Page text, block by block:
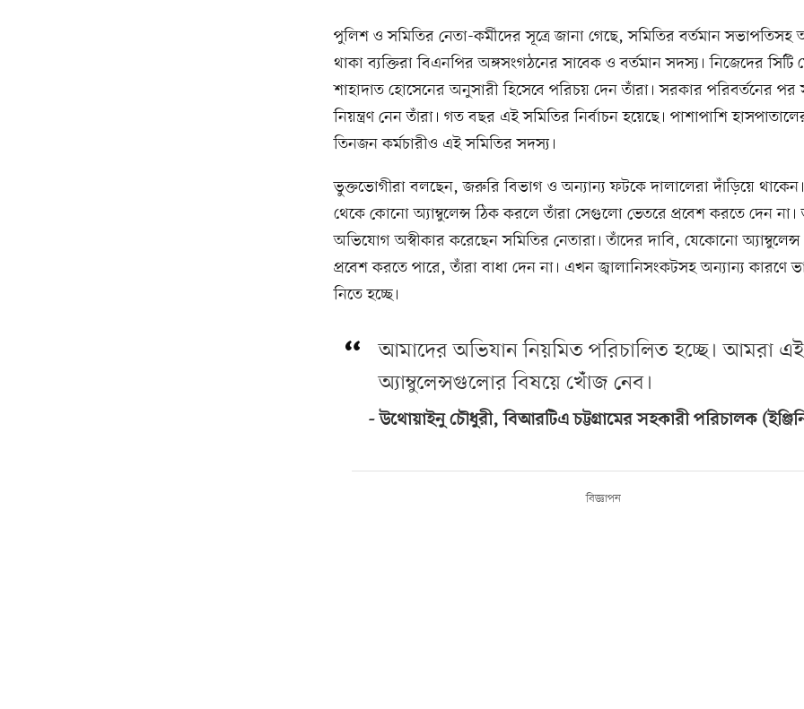
পুলিশ ও সমিতির নেতা-কর্মীদের সূত্রে জানা গেছে, সমিতির বর্তমান সভাপতিসহ
থাকা ব্যক্তিরা বিএনপির অঙ্গসংগঠনের সাবেক ও বর্তমান সদস্য। নিজেদের সিটি
শাহাদাত হোসেনের অনুসারী হিসেবে পরিচয় দেন তাঁরা। সরকার পরিবর্তনের পর
নিয়ন্ত্রণ নেন তাঁরা। গত বছর এই সমিতির নির্বাচন হয়েছে। পাশাপাশি
তিনজন কর্মচারীও এই সমিতির সদস্য।
ভুক্তভোগীরা বলছেন, জরুরি বিভাগ ও অন্যান্য ফটকে দালালেরা দাঁড়িয়ে
থেকে কোনো অ্যাম্বুলেন্স ঠিক করলে তাঁরা সেগুলো ভেতরে প্রবেশ করতে দেন
অভিযোগ অস্বীকার করেছেন সমিতির নেতারা। তাঁদের দাবি, যেকোনো
প্রবেশ করতে পারে, তাঁরা বাধা দেন না। এখন জ্বালানিসংকটসহ অন্যান্য কারণে
নিতে হচ্ছে।
আমাদের অভিযান নিয়মিত পরিচালিত হচ্ছে। আমরা এই
অ্যাম্বুলেন্সগুলোর বিষয়ে খোঁজ নেব।
উথোয়াইনু চৌধুরী, বিআরটিএ চট্টগ্রামের সহকারী পরিচালক
বিজ্ঞাপন